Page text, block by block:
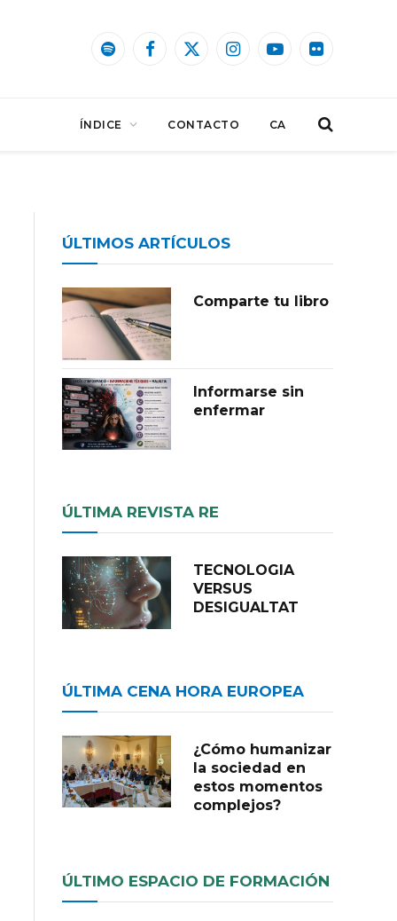
SpotifyFacebook
X
InstagramYouTubeFlickr
ÍNDICE CONTACTO CA
ÚLTIMOS ARTÍCULOS
Comparte tu libro
Informarse sin
enfermar
ÚLTIMA REVISTA RE
TECNOLOGIA
VERSUS
DESIGUALTAT
ÚLTIMA CENA HORA EUROPEA
¿Cómo humanizar
la sociedad en
estos momentos
complejos?
ÚLTIMO ESPACIO DE FORMACIÓN